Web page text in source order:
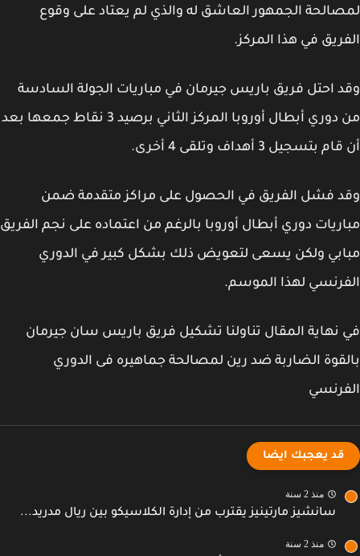
الجمهور العاشق له والذي لم يعتاد على وقوع
في هذا المركز.
احتل فريق باريس جيرمان في مباريات الجولة السادسة
من دوري أبطال أوروبا المركز الثاني برصيد 3 نقاط جمعها بعد
بتسجيل 3 أهداف وتلقى 4 أخرى.
فشل الفريق في الحصول على مراكز متقدمة ضمن
دوري أبطال أوروبا بالرغم من اعتماده على نجم الفريق
ولكن يسعى لتعويض ذلك بشكل كبير في الدوري
لهذا الموسم.
نهاية المقال تناولنا تشكيل فريق باريس سان جيرمان
الضاربة ضد رين لمصالحة جماهيره فى الدوري
قد يعجبك ايضا
منذ 2 سنة
سانشيز مارتينيز يقترب من إدارة الكلاسيكو بين ريال مدريد...
منذ 2 سنة